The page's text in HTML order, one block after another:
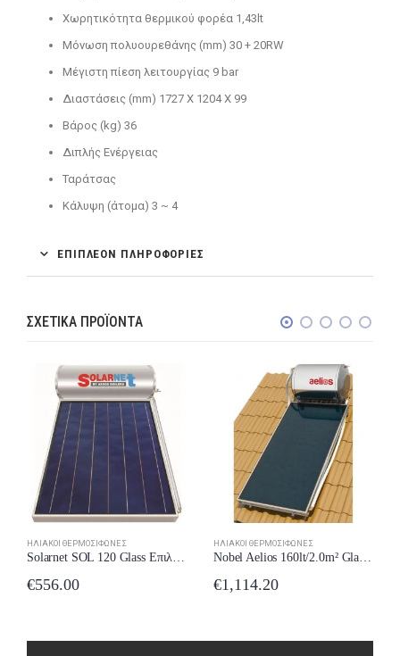
Χωρητικότητα θερμικού φορέα 1,43lt
Μόνωση πολυουρεθάνης (mm) 30 + 20RW
Μέγιστη πίεση λειτουργίας 9 bar
Διαστάσεις (mm) 1727 X 1204 X 99
Βάρος (kg) 36
Διπλής Ενέργειας
Ταράτσας
Κάλυψη (άτομα) 3 ~ 4
ΕΠΙΠΛΈΟΝ ΠΛΗΡΟΦΟΡΊΕΣ
ΣΧΕΤΙΚΆ ΠΡΟΪΌΝΤΑ
ΗΛΙΑΚΟΊ ΘΕΡΜΟΣΊΦΩΝΕΣ
Solarnet SOL 120 Glass Επιλεκτικός Τιτανίου Διπλής Ενέργειας
€556.00
ΗΛΙΑΚΟΊ ΘΕΡΜΟΣΊΦΩΝΕΣ
Nobel Aelios 160lt/2.0m² Glass CUS Επιλεκτικός Διπλής Ενέργειας Κεραμοσκεπής
€1,114.20